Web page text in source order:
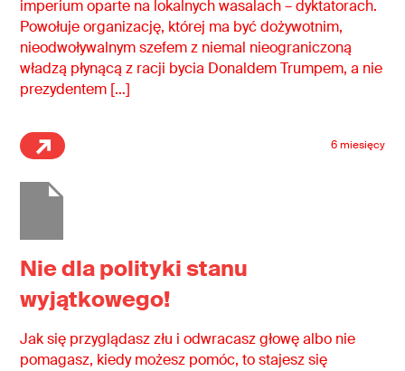
imperium oparte na lokalnych wasalach – dyktatorach.
Powołuje organizację, której ma być dożywotnim,
nieodwoływalnym szefem z niemal nieograniczoną
władzą płynącą z racji bycia Donaldem Trumpem, a nie
prezydentem […]
6 miesięcy
Nie dla polityki stanu
wyjątkowego!
Jak się przyglądasz złu i odwracasz głowę albo nie
pomagasz, kiedy możesz pomóc, to stajesz się